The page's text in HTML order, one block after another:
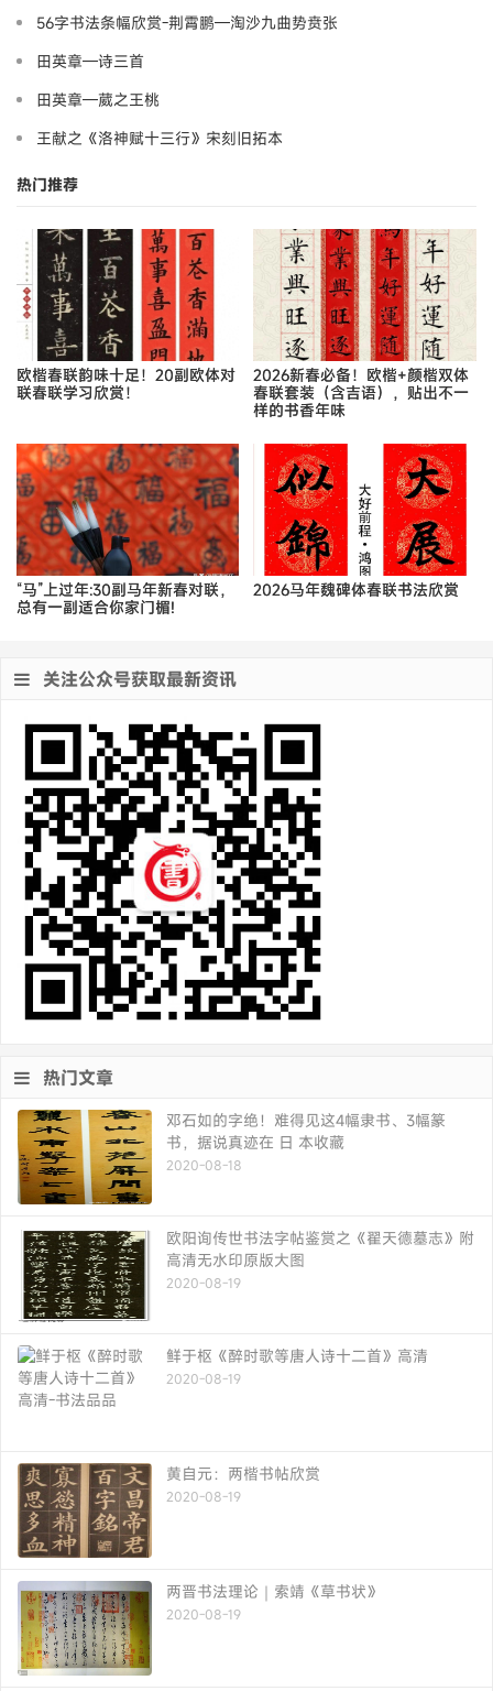
56字书法条幅欣赏-荆霄鹏—淘沙九曲势贲张
田英章—诗三首
田英章—葳之王桃
王献之《洛神赋十三行》宋刻旧拓本
热门推荐
欧楷春联韵味十足！20副欧体对
联春联学习欣赏！
2026新春必备！欧楷+颜楷双体
春联套装（含吉语），贴出不一
样的书香年味
“马”上过年:30副马年新春对联，
总有一副适合你家门楣!
2026马年魏碑体春联书法欣赏
关注公众号获取最新资讯
热门文章
邓石如的字绝！难得见这4幅隶书、3幅篆
书，据说真迹在 日 本收藏
2020-08-18
欧阳询传世书法字帖鉴赏之《翟天德墓志》附
高清无水印原版大图
2020-08-19
鲜于枢《醉时歌等唐人诗十二首》高清
2020-08-19
黄自元：两楷书帖欣赏
2020-08-19
两晋书法理论｜索靖《草书状》
2020-08-19